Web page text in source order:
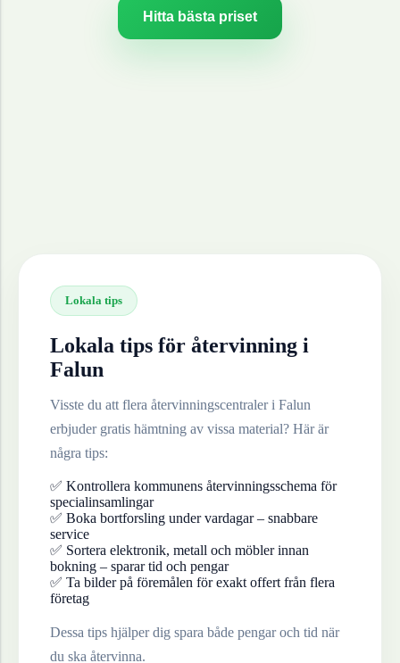
Hitta bästa priset
Lokala tips
Lokala tips för återvinning i
Falun
Visste du att flera återvinningscentraler i Falun
erbjuder gratis hämtning av vissa material? Här är
några tips:
✅ Kontrollera kommunens återvinningsschema för
specialinsamlingar
✅ Boka bortforsling under vardagar – snabbare
service
✅ Sortera elektronik, metall och möbler innan
bokning – sparar tid och pengar
✅ Ta bilder på föremålen för exakt offert från flera
företag
Dessa tips hjälper dig spara både pengar och tid när
du ska återvinna.